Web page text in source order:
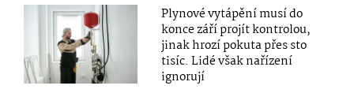
Plynové vytápění musí do
konce září projít kontrolou,
jinak hrozí pokuta přes sto
tisíc. Lidé však nařízení
ignorují